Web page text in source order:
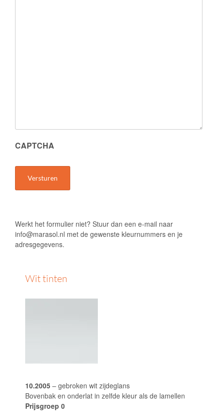
CAPTCHA
Werkt het formulier niet? Stuur dan een e-mail naar
info@marasol.nl met de gewenste kleurnummers en je
adresgegevens.
Wit tinten
10.2005 – gebroken wit zijdeglans
Bovenbak en onderlat in zelfde kleur als de lamellen
Prijsgroep 0